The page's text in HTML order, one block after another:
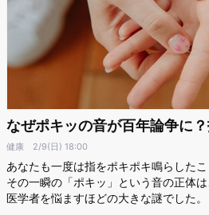
なぜポキッの音が百年論争に
健康 2/9(日) 18:00
あなたも一度は指をポキポキ鳴らした
その一瞬の「ポキッ」という音の正体
医学者を悩ますほどの大きな謎でした